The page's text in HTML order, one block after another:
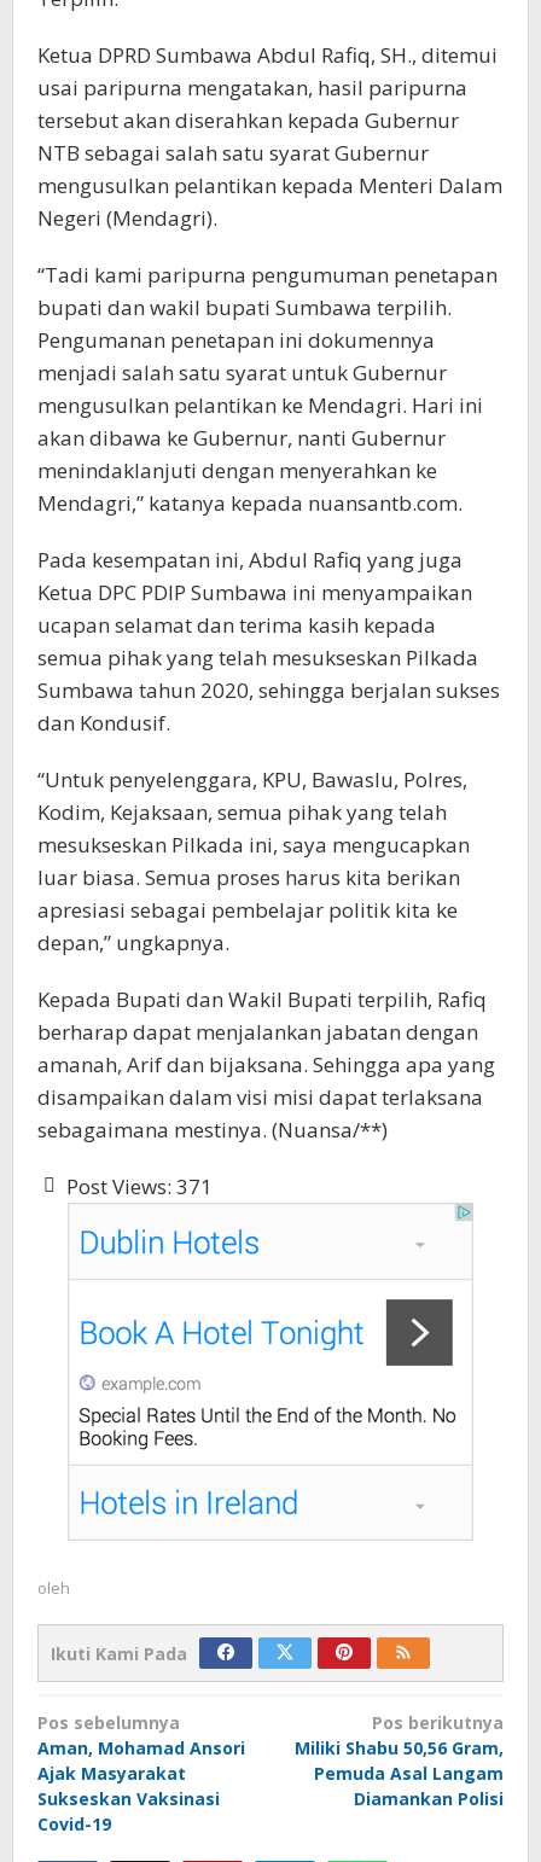
Ketua DPRD Sumbawa Abdul Rafiq, SH., ditemui
usai paripurna mengatakan, hasil paripurna
tersebut akan diserahkan kepada Gubernur
NTB sebagai salah satu syarat Gubernur
mengusulkan pelantikan kepada Menteri Dalam
Negeri (Mendagri).
“Tadi kami paripurna pengumuman penetapan
bupati dan wakil bupati Sumbawa terpilih.
Pengumanan penetapan ini dokumennya
menjadi salah satu syarat untuk Gubernur
mengusulkan pelantikan ke Mendagri. Hari ini
akan dibawa ke Gubernur, nanti Gubernur
menindaklanjuti dengan menyerahkan ke
Mendagri,” katanya kepada nuansantb.com.
Pada kesempatan ini, Abdul Rafiq yang juga
Ketua DPC PDIP Sumbawa ini menyampaikan
ucapan selamat dan terima kasih kepada
semua pihak yang telah mesukseskan Pilkada
Sumbawa tahun 2020, sehingga berjalan sukses
dan Kondusif.
“Untuk penyelenggara, KPU, Bawaslu, Polres,
Kodim, Kejaksaan, semua pihak yang telah
mesukseskan Pilkada ini, saya mengucapkan
luar biasa. Semua proses harus kita berikan
apresiasi sebagai pembelajar politik kita ke
depan,” ungkapnya.
Kepada Bupati dan Wakil Bupati terpilih, Rafiq
berharap dapat menjalankan jabatan dengan
amanah, Arif dan bijaksana. Sehingga apa yang
disampaikan dalam visi misi dapat terlaksana
sebagaimana mestinya. (Nuansa/**)
Post Views: 371
oleh
Ikuti Kami Pada
Navigasi
pos
Pos sebelumnya
Aman, Mohamad Ansori
Ajak Masyarakat
Sukseskan Vaksinasi
Covid-19
Pos berikutnya
Miliki Shabu 50,56 Gram,
Pemuda Asal Langam
Diamankan Polisi